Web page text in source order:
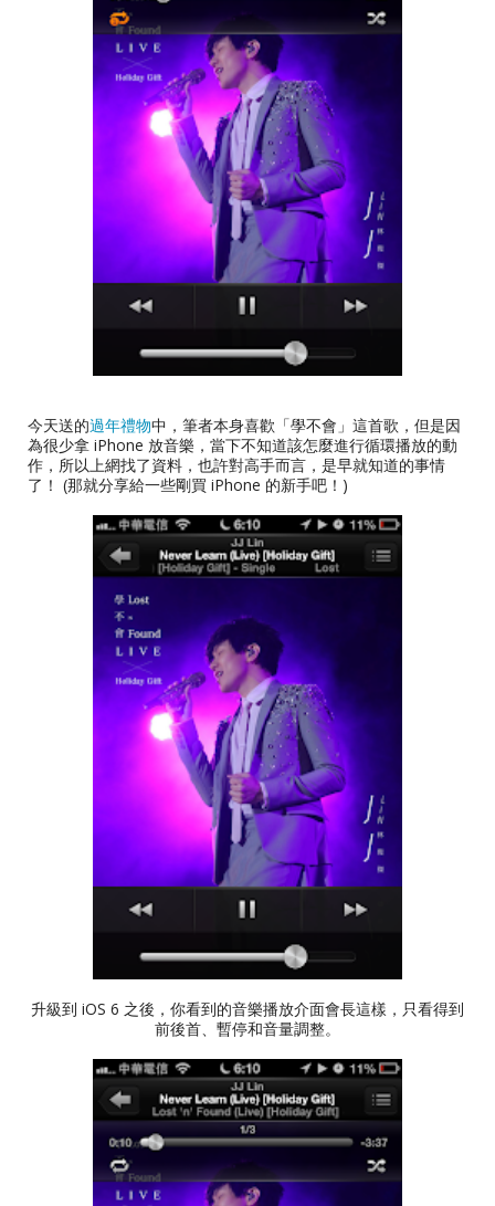
今天送的過年禮物中，筆者本身喜歡「學不會」這首歌，但是因
為很少拿 iPhone 放音樂，當下不知道該怎麼進行循環播放的動
作，所以上網找了資料，也許對高手而言，是早就知道的事情
了！ (那就分享給一些剛買 iPhone 的新手吧！)
升級到 iOS 6 之後，你看到的音樂播放介面會長這樣，只看得到
前後首、暫停和音量調整。